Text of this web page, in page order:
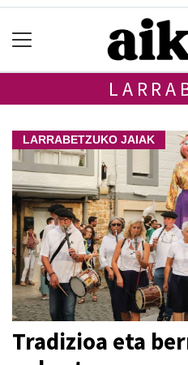
LARRABETZUKO JAIAK
Tradizioa eta